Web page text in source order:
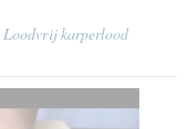
Loodvrij karperlood